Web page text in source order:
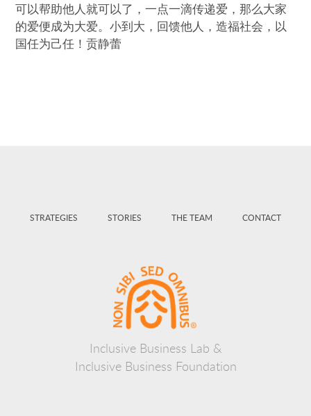
可以帮助他人就可以了，一点一滴传递爱，那么大家
的爱便成为大爱。小到大，回馈他人，造福社会，以
国任为己任！贡静蕾
STRATEGIES STORIES THE TEAM CONTACT
Inclusive Business Lab &
Inclusive Business Foundation